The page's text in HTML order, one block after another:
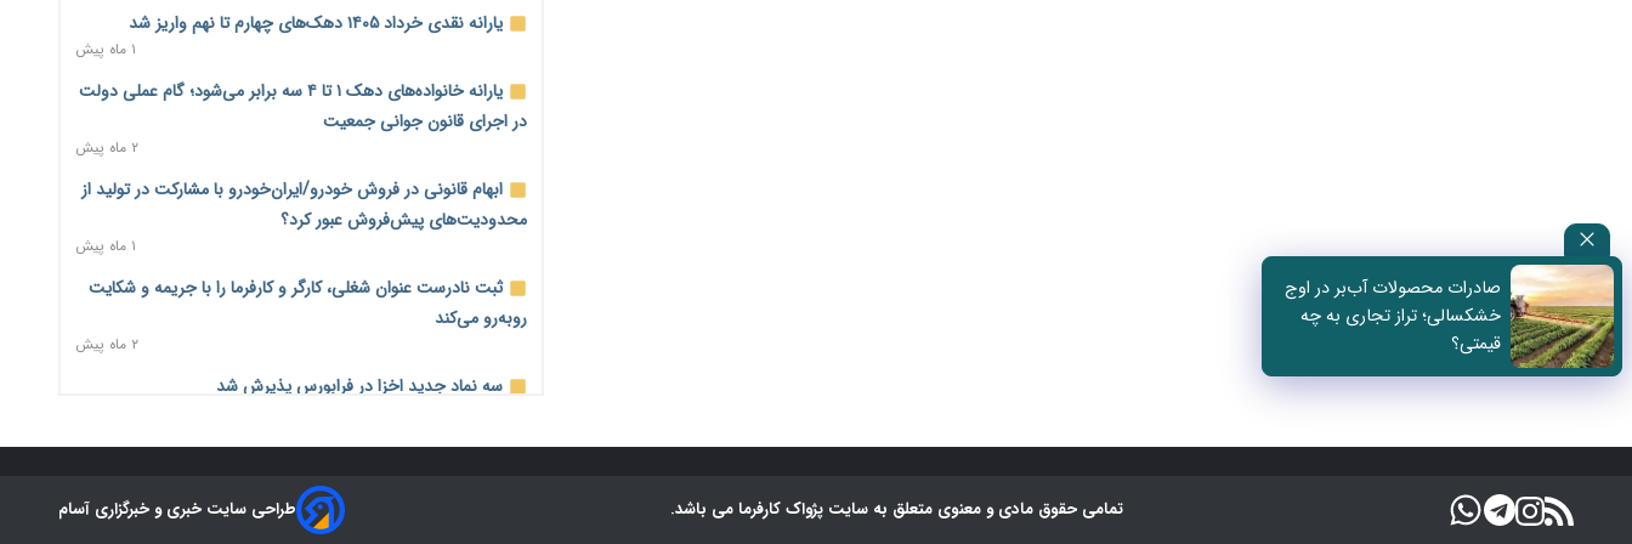
۲۱ ساعت پیش
زائران اربعین نگران ارز باقی‌مانده نباشند؛ خرید دینار در بانک‌ها و
صرافی‌ها
جنگ کریدورها وارد فاز جدید شد؛ سرمایه‌گذاری ۳۴۵ میلیارد
دلاری اوراسیا تا ۲۰۳۵
پارادوکس اینترنت در ایران؛ مصرف‌کننده بیشتر می‌پردازد، شبکه
کمتر توسعه می‌یابد
تأمین سرمایه در گردش بدون خلق نقدینگی؛ نقش جدید
سیاست‌های مالیاتی در حمایت از تولید
معمای تأمین ۸۰ همت معوقات بازنشستگان؛ بانک رفاه وارد
۲ روز پیش
یارانه نقدی خرداد ۱۴۰۵ دهک‌های چهارم تا نهم واریز شد
۱ ماه پیش
یارانه خانواده‌های دهک ۱ تا ۴ سه برابر می‌شود؛ گام عملی دولت
در اجرای قانون جوانی جمعیت
۲ ماه پیش
ابهام قانونی در فروش خودرو/ایران‌خودرو با مشارکت در تولید از
محدودیت‌های پیش‌فروش عبور کرد؟
۱ ماه پیش
ثبت نادرست عنوان شغلی، کارگر و کارفرما را با جریمه و شکایت
روبه‌رو می‌کند
۲ ماه پیش
سه نماد جدید اخزا در فرابورس پذیرش شد
روند تغییرات مدیریتی هلدینگ خلیج فارس قانونی است؟/
روایت‌های متناقض و نگرانی سهامداران
۱ ماه پیش
صادرات محصولات آب‌بر در اوج
خشکسالی؛ تراز تجاری به چه
قیمتی؟
تمامی حقوق مادی و معنوی متعلق به سایت پژواک کارفرما می باشد. طراحی سایت خبری و خبرگزاری آسام